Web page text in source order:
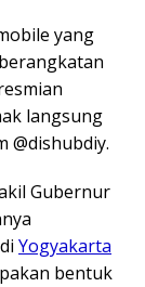
yang
langsung
@dishubdiy.
Gubernur
Yogyakarta
bentuk